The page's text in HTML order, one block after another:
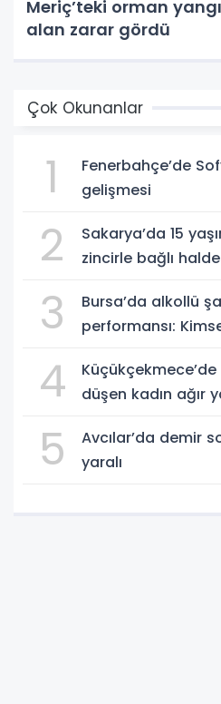
Meriç’teki orman
alan zarar gördü
Çok Okunanlar
1
Fenerbahçe’de
gelişmesi
2
Sakarya’da 15
zincirle bağlı
3
Bursa’da alkollü
performansı:
4
düşen kadın ağır
5
Avcılar’da demir
yaralı